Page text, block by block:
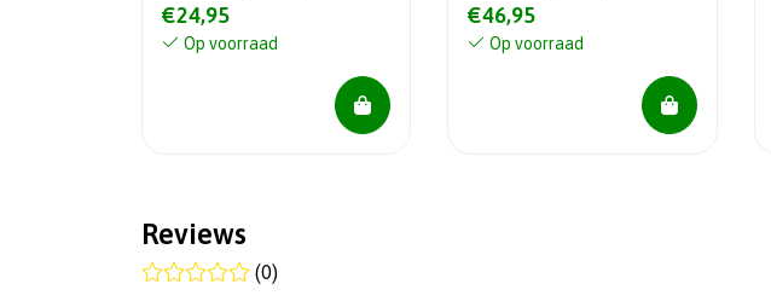
€24,95
Op voorraad
€46,95
Op voorraad
Reviews
(0)